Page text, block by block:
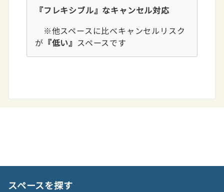
『フレキシブル』なキャンセル対応
※他スペースに比べキャンセルリスク
が 『低い』 スペースです
スペースを探す